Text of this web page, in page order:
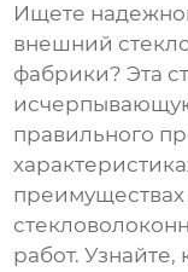
Ищете
внешний
фабрики? Эта
правильного
работ. Узнайте,